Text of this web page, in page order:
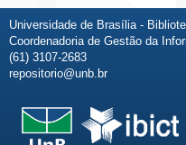
Universidade de Brasília -
Coordenadoria de Gestão da
(61) 3107-2683
repositorio@unb.br